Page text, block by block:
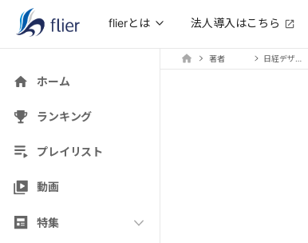
flierとは 法人導入はこちら
ホーム
ランキング
プレイリスト
動画
特集
著者